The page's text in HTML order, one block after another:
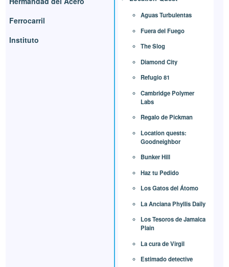
Ferrocarril
Instituto
Aguas Turbulentas
Fuera del Fuego
The Slog
Diamond City
Refugio 81
Cambridge Polymer
Labs
Regalo de Pickman
Location quests:
Goodneighbor
Bunker Hill
Haz tu Pedido
Los Gatos del Átomo
La Anciana Phyllis Daily
Los Tesoros de Jamaica
Plain
La cura de Virgil
Estimado detective